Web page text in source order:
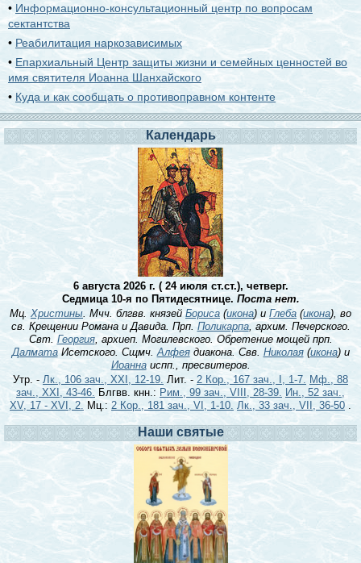
• Информационно-консультационный центр по вопросам
сектантства
• Реабилитация наркозависимых
• Епархиальный Центр защиты жизни и семейных ценностей во
имя святителя Иоанна Шанхайского
• Куда и как сообщать о противоправном контенте
Календарь
6 августа 2026 г. ( 24 июля ст.ст.), четверг.
Седмица 10-я по Пятидесятнице. Поста нет.
Мц. Христины . Мчч. блгвв. князейБориса (икона) и Глеба (икона), во
св. Крещении Романа и Давида. Прп. Поликарпа, архим. Печерского.
Свт. Георгия, архиеп. Могилевского. Обретение мощей прп.
ДалматаИсетского. Сщмч. Алфеядиакона. Свв. Николая(икона) и
Иоаннаиспп., пресвитеров.
Утр. - Лк., 106 зач., XXI, 12-19. Лит. - 2 Кор., 167 зач., I, 1-7. Мф., 88
зач., XXI, 43-46. Блгвв. кнн.: Рим., 99 зач., VIII, 28-39. Ин., 52 зач.,
XV, 17 - XVI, 2. Мц.: 2 Кор., 181 зач., VI, 1-10. Лк., 33 зач., VII, 36-50
Наши святые